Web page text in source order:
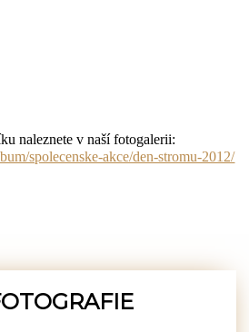
naleznete v naší fotogalerii:
spolecenske-akce/den-stromu-2012/